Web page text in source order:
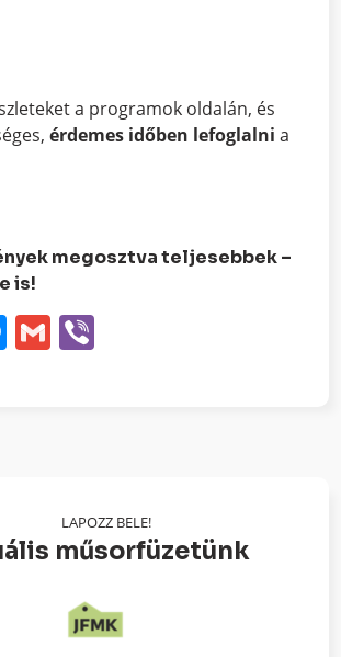
a programok oldalán, és
érdemes időben lefoglalni a
megosztva teljesebbek –
is!
Messenger
Gmail
LAPOZZ BELE!
műsorfüzetünk